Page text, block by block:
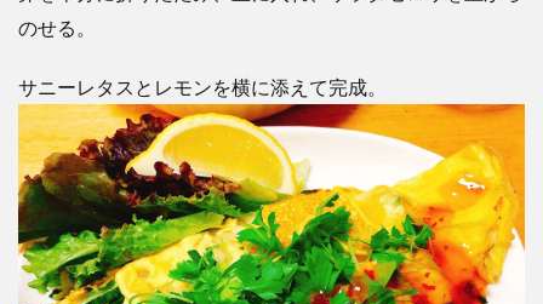
のせる。
サニーレタスとレモンを横に添えて完成。